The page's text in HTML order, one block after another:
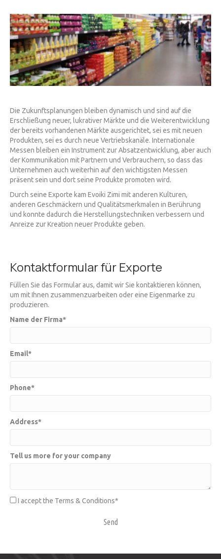
Die Zukunftsplanungen bleiben dynamisch und sind auf die
Erschließung neuer, lukrativer Märkte und die Weiterentwicklung
der bereits vorhandenen Märkte ausgerichtet, sei es mit neuen
Produkten, sei es durch neue Vertriebskanäle. Internationale
Messen bleiben ein Instrument zur Absatzentwicklung, aber auch
der Kommunikation mit Partnern und Verbrauchern, so dass das
Unternehmen auch weiterhin auf den wichtigsten Messen
präsent sein und dort seine Produkte promoten wird.
Durch seine Exporte kam Evoiki Zimi mit anderen Kulturen,
anderen Geschmäckern und Qualitätsmerkmalen in Berührung
und konnte dadurch die Herstellungstechniken verbessern und
Anreize zur Kreation neuer Produkte geben.
Kontaktformular für Exporte
Füllen Sie das Formular aus, damit wir Sie kontaktieren können,
um mit Ihnen zusammenzuarbeiten oder eine Eigenmarke zu
produzieren.
Name der Firma
Email
Phone
Address
Tell us more for your company
I accept the Terms & Conditions
Send